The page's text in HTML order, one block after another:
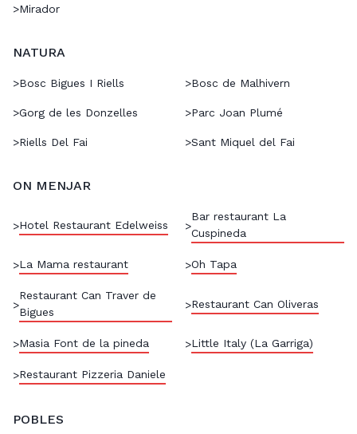
>Mirador
NATURA
>Bosc Bigues I Riells >Bosc de Malhivern
>Gorg de les Donzelles >Parc Joan Plumé
>Riells Del Fai >Sant Miquel del Fai
ON MENJAR
>Hotel Restaurant Edelweiss >
Bar restaurant La
Cuspineda
>La Mama restaurant >Oh Tapa
>
Restaurant Can Traver de
Bigues
>Restaurant Can Oliveras
>Masia Font de la pineda >Little Italy (La Garriga)
>Restaurant Pizzeria Daniele
POBLES